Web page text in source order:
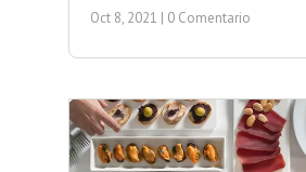
Oct 8, 2021 | 0 Comentario